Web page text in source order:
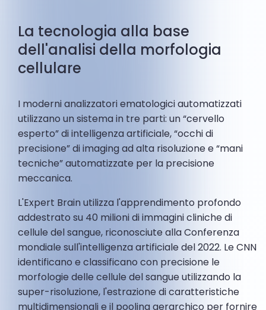
La tecnologia alla base
dell'analisi della morfologia
cellulare
I moderni analizzatori ematologici automatizzati
utilizzano un sistema in tre parti: un “cervello
esperto” di intelligenza artificiale, “occhi di
precisione” di imaging ad alta risoluzione e “mani
tecniche” automatizzate per la precisione
meccanica.
L'Expert Brain utilizza l'apprendimento profondo
addestrato su 40 milioni di immagini cliniche di
cellule del sangue, riconosciute alla Conferenza
mondiale sull'intelligenza artificiale del 2022. Le CNN
identificano e classificano con precisione le
morfologie delle cellule del sangue utilizzando la
super-risoluzione, l'estrazione di caratteristiche
multidimensionali e il pooling gerarchico per fornire